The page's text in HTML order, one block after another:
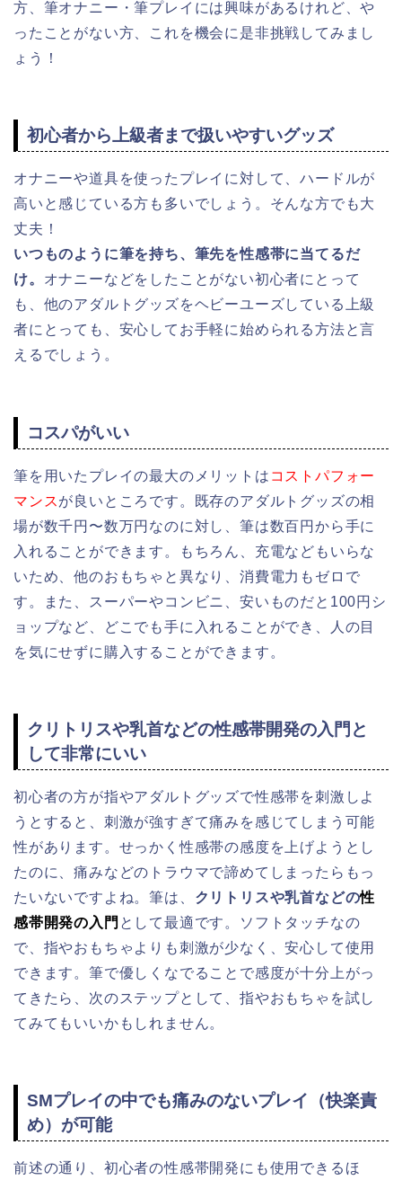
方、筆オナニー・筆プレイには興味があるけれど、や
ったことがない方、これを機会に是非挑戦してみまし
ょう！
初心者から上級者まで扱いやすいグッズ
オナニーや道具を使ったプレイに対して、ハードルが
高いと感じている方も多いでしょう。そんな方でも大
丈夫！
いつものように筆を持ち、筆先を性感帯に当てるだ
け。 オナニーなどをしたことがない初心者にとって
も、他のアダルトグッズをヘビーユーズしている上級
者にとっても、安心してお手軽に始められる方法と言
えるでしょう。
コスパがいい
筆を用いたプレイの最大のメリットは コストパフォー
マンスが良いところです。既存のアダルトグッズの相
場が数千円〜数万円なのに対し、筆は数百円から手に
入れることができます。
もちろん、充電などもいらな
いため、他のおもちゃと異なり、消費電力もゼロで
す。
また、
スーパーやコンビニ、安いものだと100円シ
ョップなど、
どこでも手に入れることができ、人の目
を気にせずに購入することができます。
クリトリスや乳首などの性感帯開発の入門と
して非常にいい
初心者の方が指やアダルトグッズで性感帯を刺激しよ
うとすると、刺激が強すぎて痛みを感じてしまう可能
性があります。せっかく性感帯の感度を上げようとし
たのに、痛みなどのトラウマで諦めてしまったらもっ
たいないですよね。筆は、 クリトリスや乳首などの性
感帯開発の入門 として最適です。ソフトタッチなの
で、指やおもちゃよりも刺激が少なく、安心して使用
できます。筆で優しくなでることで感度が十分上がっ
てきたら、次のステップとして、指やおもちゃを試し
てみてもいいかもしれません。
SMプレイの中でも痛みのないプレイ（快楽責
め）が可能
前述の通り、初心者の性感帯開発にも使用できるほ